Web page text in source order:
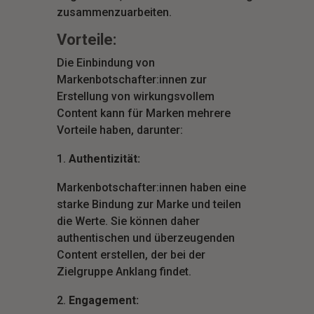
zusammenzuarbeiten.
Vorteile:
Die Einbindung von
Markenbotschafter:innen zur
Erstellung von wirkungsvollem
Content kann für Marken mehrere
Vorteile haben, darunter:
Authentizität:
Markenbotschafter:innen haben eine
starke Bindung zur Marke und teilen
die Werte. Sie können daher
authentischen und überzeugenden
Content erstellen, der bei der
Zielgruppe Anklang findet.
Engagement: